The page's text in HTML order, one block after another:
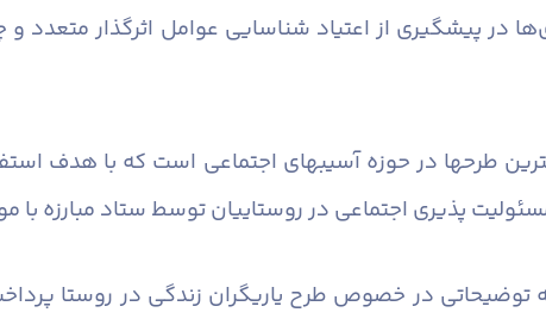
در پیشگیری از اعتیاد شناسایی عوامل اثرگذار
طرحها در حوزه آسیبهای اجتماعی است که با هدف
پذیری اجتماعی در روستاییان توسط ستاد مبارزه
توضیحاتی در خصوص طرح یاریگران زندگی در روستا